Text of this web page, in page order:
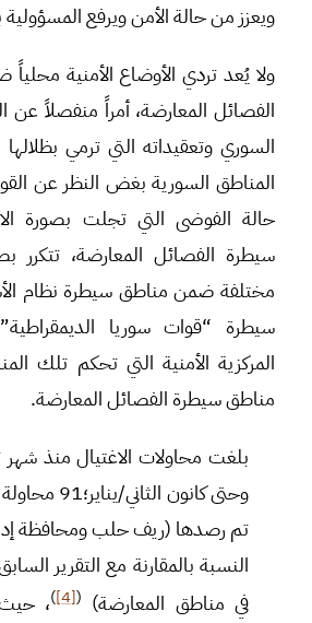
ويعزز من حالة الأمن ويرفع المسؤولية
ولا يُعد تردي الأوضاع الأمنية
الفصائل المعارضة، أمراً منفصلاً عن
السوري وتعقيداته التي ترمي
المناطق السورية بغض النظر عن
حالة الفوضى التي تجلت بصورة
سيطرة الفصائل المعارضة، تتكرر
مختلفة ضمن مناطق سيطرة نظام
سيطرة “قوات سوريا
المركزية الأمنية التي تحكم تلك
مناطق سيطرة الفصائل المعارضة.
بلغت محاولات الاغتيال منذ شهر
وحتى كانون
تم رصدها (ريف حلب ومحافظة
النسبة بالمقارنة مع التقرير
في مناطق المعارضة) (
[4]
)،